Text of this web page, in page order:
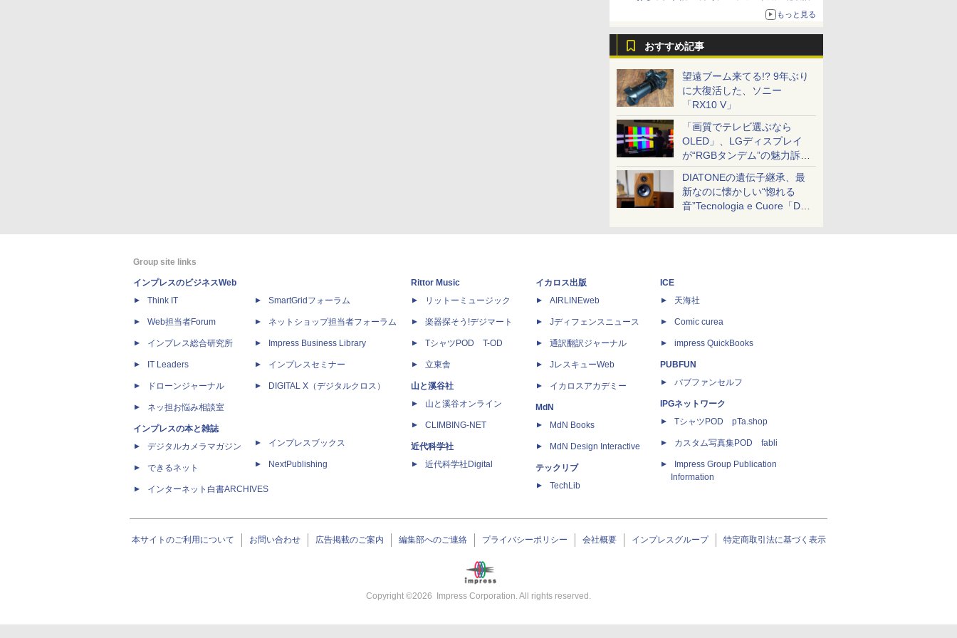
もっと見る
おすすめ記事
望遠ブーム来てる!? 9年ぶり
に大復活した、ソニー
「RX10 V」
「画質でテレビ選ぶなら
OLED」、LGディスプレイ
が“RGBタンデム”の魅力訴
求。液晶とのガチ比較も
DIATONEの遺伝子継承、最
新なのに懐かしい“惚れる
音”Tecnologia e Cuore「DS-
Group site links
インプレスのビジネスWeb
Think IT
Web担当者Forum
インプレス総合研究所
IT Leaders
ドローンジャーナル
ネッ担お悩み相談室
インプレスの本と雑誌
デジタルカメラマガジン
できるネット
インターネット白書ARCHIVES
SmartGridフォーラム
ネットショップ担当者フォーラム
Impress Business Library
インプレスセミナー
DIGITAL X（デジタルクロス）
インプレスブックス
NextPublishing
Rittor Music
リットーミュージック
楽器探そう!デジマート
TシャツPOD T-OD
立東舎
山と溪谷社
山と溪谷オンライン
CLIMBING-NET
近代科学社
近代科学社Digital
イカロス出版
AIRLINEweb
Jディフェンスニュース
通訳翻訳ジャーナル
JレスキューWeb
イカロスアカデミー
MdN
MdN Books
MdN Design Interactive
テックリブ
TechLib
ICE
天海社
Comic curea
impress QuickBooks
PUBFUN
パブファンセルフ
IPGネットワーク
TシャツPOD pTa.shop
カスタム写真集POD fabli
Impress Group Publication
Information
本サイトのご利用について お問い合わせ 広告掲載のご案内 編集部へのご連絡 プライバシーポリシー 会社概要 インプレスグループ 特定商取引法に基づく表示
Copyright ©2026 Impress Corporation. All rights reserved.